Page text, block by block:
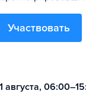
Участвовать
августа,